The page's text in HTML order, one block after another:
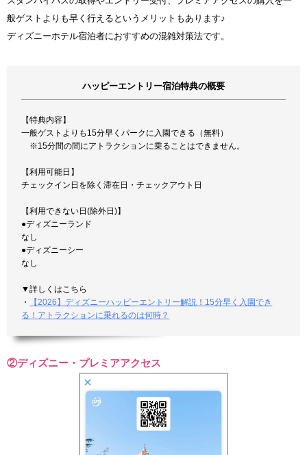
般ゲストよりも早く行えるというメリットもあります♪
ディズニーホテル宿泊者におすすめの混雑対策法です。
ハッピーエントリー宿泊特典の概要
【特典内容】
一般ゲストよりも15分早くパークに入園できる（無料）
※15分間の間にアトラクションに乗ることはできません。
【利用可能日】
チェックイン日を除く滞在日・チェックアウト日
【利用できない日(除外日)】
●ディズニーランド
なし
●ディズニーシー
なし
▼詳しくはこちら
・
【2026】ディズニーハッピーエントリー解説！15分早く入園でき
る！アトラクションに乗れるのは何時？
②ディズニー・プレミアアクセス